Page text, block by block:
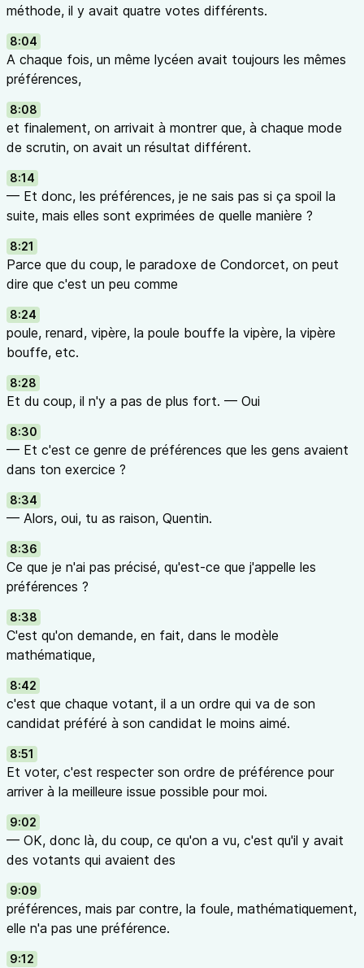
méthode, il y avait quatre votes différents.
8:04
A chaque fois, un même lycéen avait toujours les mêmes
préférences,
8:08
et finalement, on arrivait à montrer que, à chaque mode
de scrutin, on avait un résultat différent.
8:14
— Et donc, les préférences, je ne sais pas si ça spoil la
suite, mais elles sont exprimées de quelle manière ?
8:21
Parce que du coup, le paradoxe de Condorcet, on peut
dire que c'est un peu comme
8:24
poule, renard, vipère, la poule bouffe la vipère, la vipère
bouffe, etc.
8:28
Et du coup, il n'y a pas de plus fort. — Oui
8:30
— Et c'est ce genre de préférences que les gens avaient
dans ton exercice ?
8:34
— Alors, oui, tu as raison, Quentin.
8:36
Ce que je n'ai pas précisé, qu'est-ce que j'appelle les
préférences ?
8:38
C'est qu'on demande, en fait, dans le modèle
mathématique,
8:42
c'est que chaque votant, il a un ordre qui va de son
candidat préféré à son candidat le moins aimé.
8:51
Et voter, c'est respecter son ordre de préférence pour
arriver à la meilleure issue possible pour moi.
9:02
— OK, donc là, du coup, ce qu'on a vu, c'est qu'il y avait
des votants qui avaient des
9:09
préférences, mais par contre, la foule, mathématiquement,
elle n'a pas une préférence.
9:12